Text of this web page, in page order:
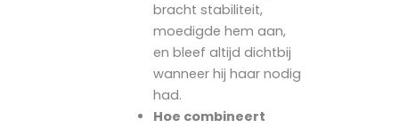
bracht stabiliteit,
moedigde hem aan,
en bleef altijd dichtbij
wanneer hij haar nodig
had.
Hoe combineert